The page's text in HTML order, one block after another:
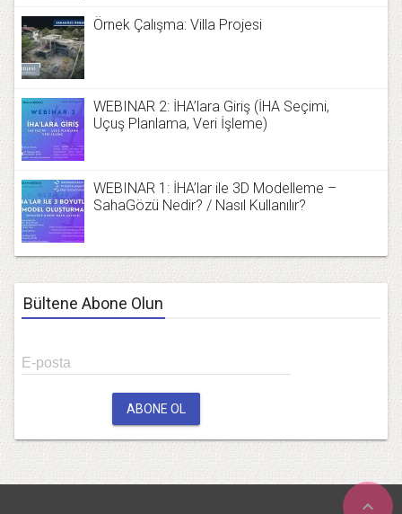
expand_less
Örnek Çalışma: Villa Projesi
WEBINAR 2: İHA’lara Giriş (İHA Seçimi,
Uçuş Planlama, Veri İşleme)
WEBINAR 1: İHA’lar ile 3D Modelleme –
SahaGözü Nedir? / Nasıl Kullanılır?
Bültene Abone Olun
E-posta
ABONE OL